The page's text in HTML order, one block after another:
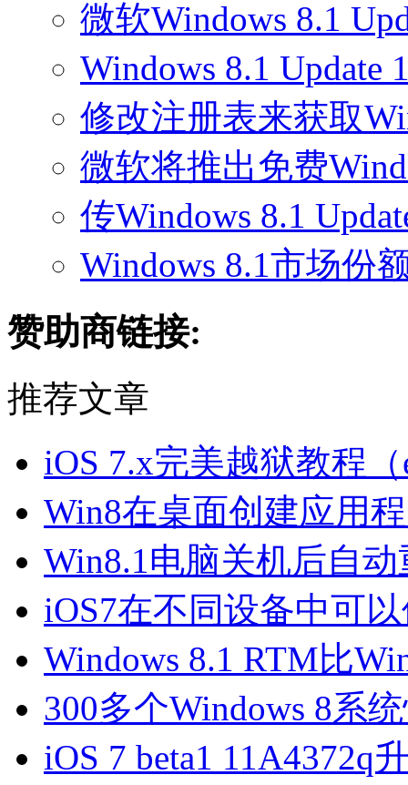
微软Windows 8.1
Windows 8.1
修改注册表来获取
微软将推出免费
传Windows 8.1
Windows 8.1市场份
赞助商链接:
推荐文章
iOS 7.x完美越狱教程（
Win8在桌面创建应用
Win8.1电脑关机后自
iOS7在不同设备中可
Windows 8.1 RTM比
300多个Windows 8系
iOS 7 beta1 11A4372q